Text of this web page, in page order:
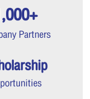
Partners